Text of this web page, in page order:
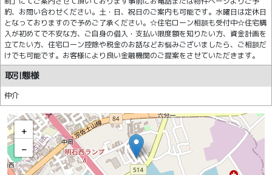
約、お問い合わせください。土・日、祝日のご案内も可能です。水曜日は定休日
となっておりますので予めご了承ください。☆住宅ローン相談も受付中☆住宅購
入が初めてで不安な方、ご自身の借入・支払い限度額を知りたい方、資金計画を
立てたい方、住宅ローン控除や税金のお話などお悩みございましたら、ご相談だ
けでも可能です。お客様により良い金融機関のご提案をさせていただきます。
取引態様
仲介
+
−